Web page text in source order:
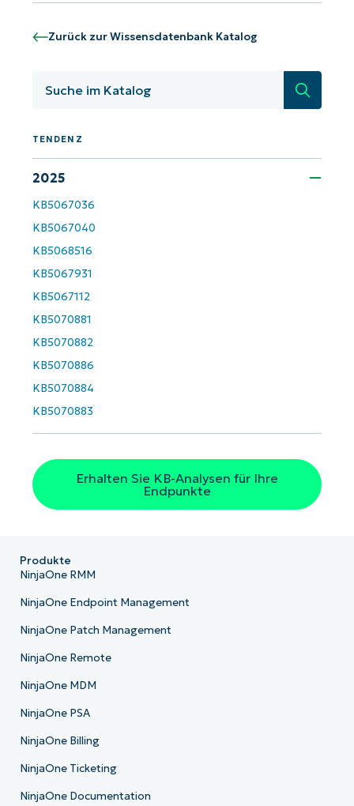
Zurück zur Wissensdatenbank Katalog
Suche
TENDENZ
2025
KB5067036
KB5067040
KB5068516
KB5067931
KB5067112
KB5070881
KB5070882
KB5070886
KB5070884
KB5070883
Erhalten Sie KB-Analysen für Ihre
Endpunkte
KB-Analysen!
name*
Phone
number*
Land
Company
Produkte
NinjaOne RMM
NinjaOne Endpoint Management
NinjaOne Patch Management
NinjaOne Remote
NinjaOne MDM
NinjaOne PSA
NinjaOne Billing
NinjaOne Ticketing
NinjaOne Documentation